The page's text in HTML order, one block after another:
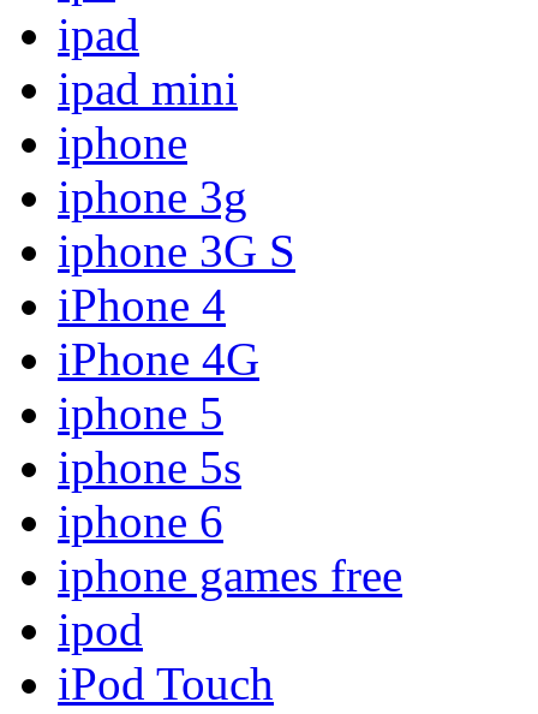
ipad
ipad mini
iphone
iphone 3g
iphone 3G S
iPhone 4
iPhone 4G
iphone 5
iphone 5s
iphone 6
iphone games free
ipod
iPod Touch